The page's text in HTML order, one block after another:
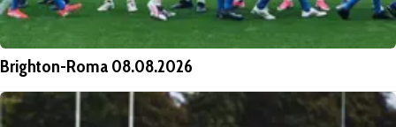
Brighton-Roma 08.08.2026